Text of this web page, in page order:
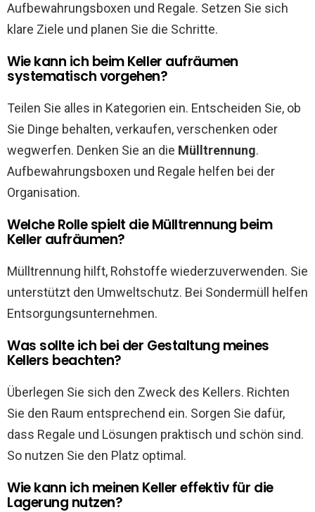
Aufbewahrungsboxen und Regale. Setzen Sie sich
klare Ziele und planen Sie die Schritte.
Wie kann ich beim Keller aufräumen
systematisch vorgehen?
Teilen Sie alles in Kategorien ein. Entscheiden Sie, ob
Sie Dinge behalten, verkaufen, verschenken oder
wegwerfen. Denken Sie an die Mülltrennung.
Aufbewahrungsboxen und Regale helfen bei der
Organisation.
Welche Rolle spielt die Mülltrennung beim
Keller aufräumen?
Mülltrennung hilft, Rohstoffe wiederzuverwenden. Sie
unterstützt den Umweltschutz. Bei Sondermüll helfen
Entsorgungsunternehmen.
Was sollte ich bei der Gestaltung meines
Kellers beachten?
Überlegen Sie sich den Zweck des Kellers. Richten
Sie den Raum entsprechend ein. Sorgen Sie dafür,
dass Regale und Lösungen praktisch und schön sind.
So nutzen Sie den Platz optimal.
Wie kann ich meinen Keller effektiv für die
Lagerung nutzen?